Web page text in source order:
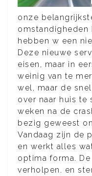
onze
omstandigheden
hebben w een
Deze nieuwe
eisen, maar in
weinig van te
wel, maar de
over naar huis te
weken na de
bezig geweest
Vandaag zijn de
en werkt alles
optima forma.
verholpen. en